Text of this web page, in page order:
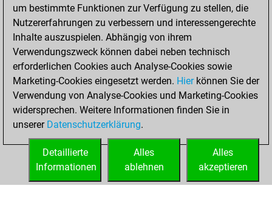
improve your
openings knowledge
onMyMoves
Play and
follow your friends'
games on Play
Solve some
beautiful and
onStudies
um bestimmte Funktionen zur Verfügung zu stellen, die
Nutzererfahrungen zu verbessern und interessengerechte
Inhalte auszuspielen. Abhängig von ihrem
Verwendungszweck können dabei neben technisch
erforderlichen Cookies auch Analyse-Cookies sowie
Marketing-Cookies eingesetzt werden. Hierkönnen Sie der
Verwendung von Analyse-Cookies und Marketing-Cookies
widersprechen. Weitere Informationen finden Sie in
unserer Datenschutzerklärung.
Alles
akzeptieren
Alles
ablehnen
Detaillierte
Informationen